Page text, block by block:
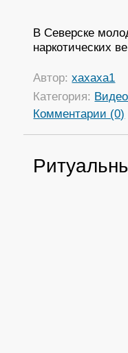
В Северске
наркотических
Автор:xaxaxa1
Категория: Видео
Комментарии (0)